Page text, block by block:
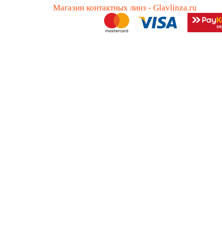
Магазин контактных линз - Glavlinza.ru